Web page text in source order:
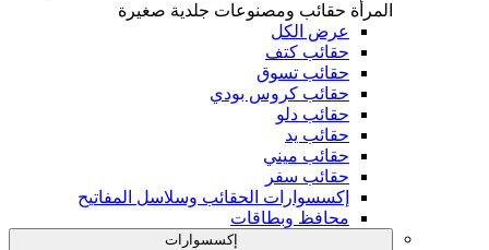
المرأة حقائب ومصنوعات جلدية صغيرة
عرض الكل
حقائب كتف
حقائب تسوق
حقائب كروس بودي
حقائب دلو
حقائب يد
حقائب ميني
حقائب سفر
إكسسوارات الحقائب وسلاسل المفاتيح
محافظ وبطاقات
إكسسوارات